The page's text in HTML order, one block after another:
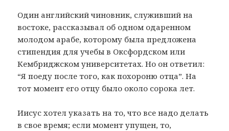
Один английский чиновник, служивший на
востоке, рассказывал об одном одаренном
молодом арабе, которому была предложена
стипендия для учебы в Оксфордском или
Кембриджском университетах. Но он ответил:
“Я поеду после того, как похороню отца”. На
тот момент его отцу было около сорока лет.
Иисус хотел указать на то, что все надо делать
в свое время; если момент упущен, то,